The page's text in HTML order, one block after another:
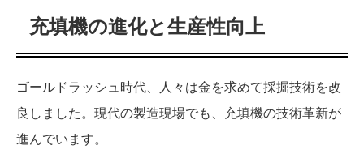
充填機の進化と生産性向上
ゴールドラッシュ時代、人々は金を求めて採掘技術を改
良しました。現代の製造現場でも、充填機の技術革新が
進んでいます。